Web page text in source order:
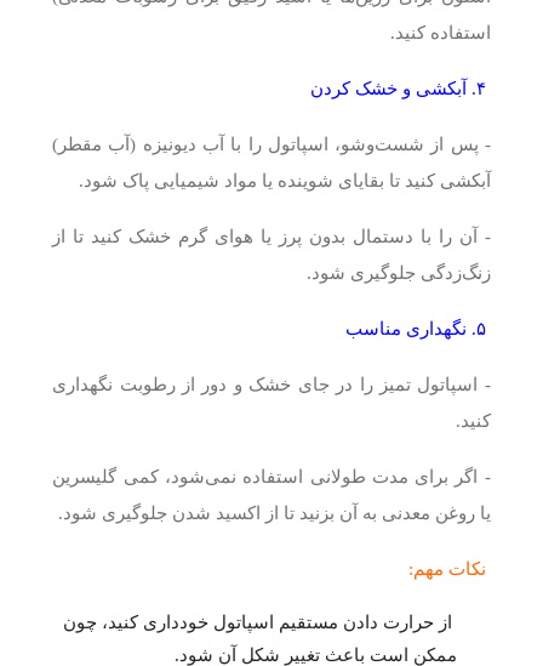
استفاده کنید.
- پس از شست‌وشو، اسپاتول را با آب دیونیزه (آب مقطر)
آبکشی کنید تا بقایای شوینده یا مواد شیمیایی پاک شود.
- آن را با دستمال بدون پرز یا هوای گرم خشک کنید تا از
زنگ‌زدگی جلوگیری شود.
۵. نگهداری مناسب
- اسپاتول تمیز را در جای خشک و دور از رطوبت نگهداری
کنید.
- اگر برای مدت طولانی استفاده نمی‌شود، کمی گلیسرین
یا روغن معدنی به آن بزنید تا از اکسید شدن جلوگیری شود.
نکات مهم:
از حرارت دادن مستقیم اسپاتول خودداری کنید، چون
ممکن است باعث تغییر شکل آن شود.